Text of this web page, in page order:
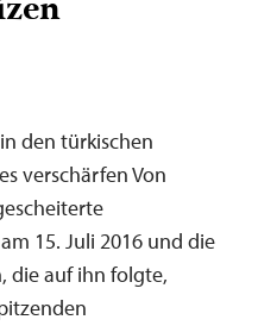
den türkischen
verschärfen Von
15. Juli 2016 und die
die auf ihn folgte,